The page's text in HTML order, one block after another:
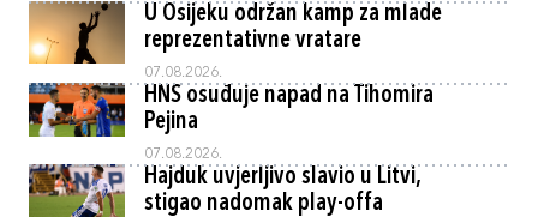
U Osijeku održan kamp za mlade
reprezentativne vratare
07.08.2026.
HNS osuđuje napad na Tihomira
Pejina
07.08.2026.
Hajduk uvjerljivo slavio u Litvi,
stigao nadomak play-offa